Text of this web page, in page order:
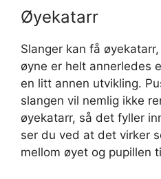
Øyekatarr
Slanger kan få
øyne er helt annerledes
en litt annen utvikling.
slangen vil nemlig ikke
øyekatarr, så det fyller
ser du ved at det virker
mellom øyet og pupillen